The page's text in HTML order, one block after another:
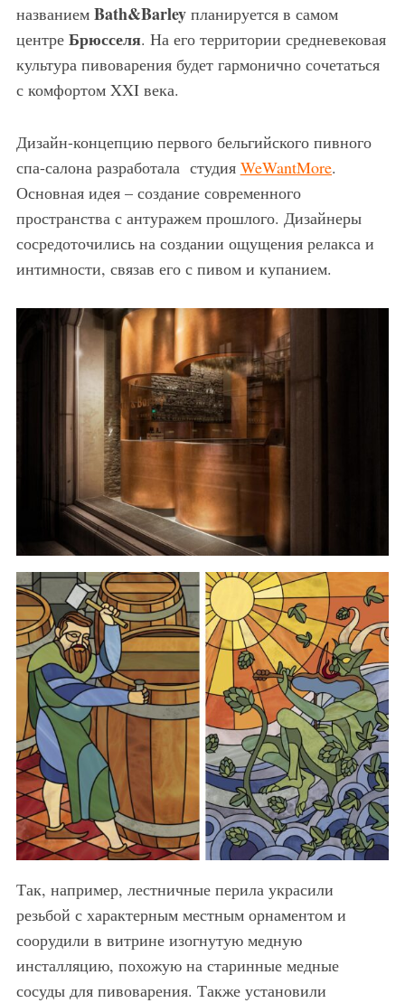
названием Bath&Barleyпланируется в самом
центре Брюсселя. На его территории средневековая
культура пивоварения будет гармонично сочетаться
с комфортом XXI века.
Дизайн-концепцию первого бельгийского пивного
спа-салона разработала студия WeWantMore.
Основная идея – создание современного
пространства с антуражем прошлого. Дизайнеры
сосредоточились на создании ощущения релакса и
интимности, связав его с пивом и купанием.
Так, например, лестничные перила украсили
резьбой с характерным местным орнаментом и
соорудили в витрине изогнутую медную
инсталляцию, похожую на старинные медные
сосуды для пивоварения. Также установили